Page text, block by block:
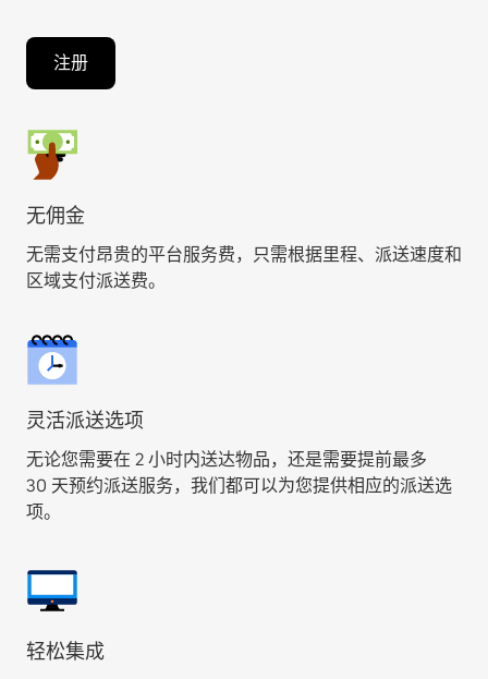
注册
无佣金
无需支付昂贵的平台服务费，只需根据里程、派送速度和
区域支付派送费。
灵活派送选项
无论您需要在 2 小时内送达物品，还是需要提前最多
30 天预约派送服务，我们都可以为您提供相应的派送选
项。
轻松集成